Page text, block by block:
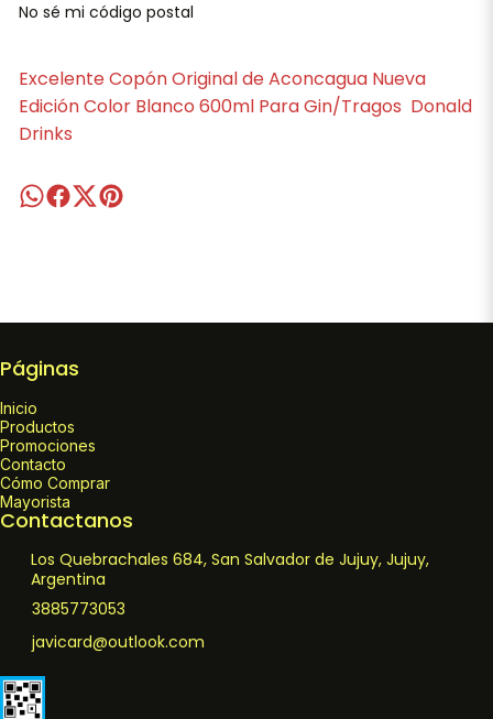
No sé mi código postal
Excelente Copón Original de Aconcagua Nueva
Edición Color Blanco 600ml Para Gin/Tragos Donald
Drinks
Páginas
Inicio
Productos
Promociones
Contacto
Cómo Comprar
Mayorista
Contactanos
Los Quebrachales 684, San Salvador de Jujuy, Jujuy,
Argentina
3885773053
javicard@outlook.com